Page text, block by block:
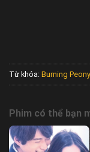
Từ khóa: Burning Peony
Phim có thể bạn